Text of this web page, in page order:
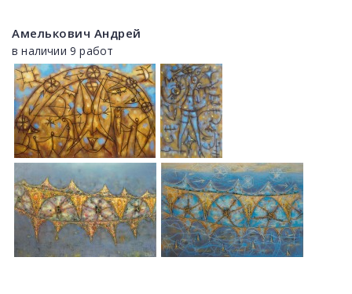
Амелькович Андрей
в наличии 9 работ